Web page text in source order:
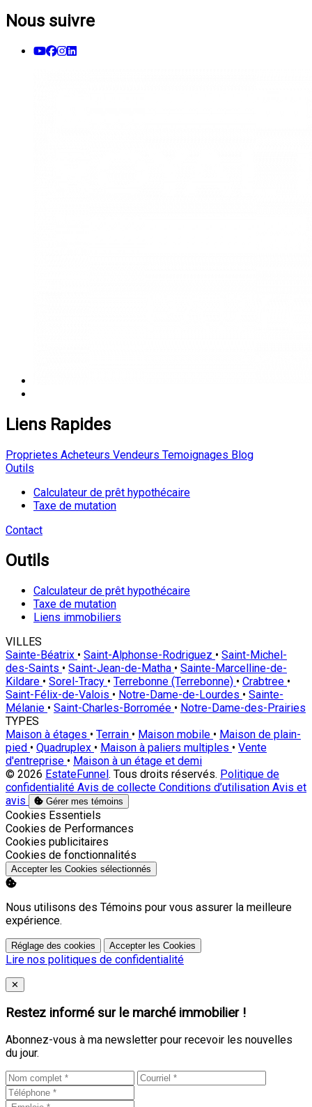
Nous suivre
Liens Rapides
Proprietes Acheteurs Vendeurs Temoignages Blog
Outils
Calculateur de prêt hypothécaire
Taxe de mutation
Contact
Outils
Calculateur de prêt hypothécaire
Taxe de mutation
Liens immobiliers
VILLES
Sainte-Béatrix • Saint-Alphonse-Rodriguez • Saint-Michel-
des-Saints • Saint-Jean-de-Matha • Sainte-Marcelline-de-
Kildare • Sorel-Tracy • Terrebonne (Terrebonne) • Crabtree •
Saint-Félix-de-Valois • Notre-Dame-de-Lourdes • Sainte-
Mélanie • Saint-Charles-Borromée • Notre-Dame-des-Prairies
TYPES
Maison à étages • Terrain • Maison mobile • Maison de plain-
pied • Quadruplex • Maison à paliers multiples • Vente
d'entreprise • Maison à un étage et demi
© 2026 EstateFunnel. Tous droits réservés. Politique de
confidentialité Avis de collecte Conditions d’utilisation Avis et
avis
Gérer mes témoins
Activer
Cookies Essentiels
Activer
Cookies de Performances
Activer
Cookies publicitaires
Activer
Cookies de fonctionnalités
Accepter les Cookies sélectionnés
Nous utilisons des Témoins pour vous assurer la meilleure
expérience.
Réglage des cookies Accepter les Cookies
Lire nos politiques de confidentialité
Close
✕
Restez informé sur le marché immobilier !
Abonnez-vous à ma newsletter pour recevoir les nouvelles
du jour.